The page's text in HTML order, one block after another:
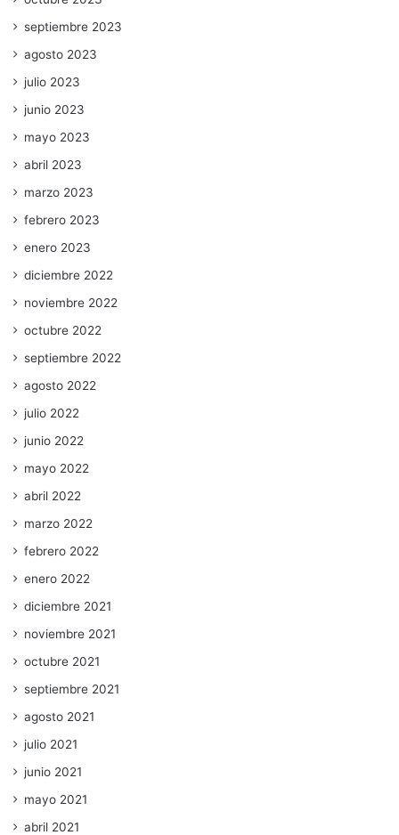
septiembre 2023
agosto 2023
julio 2023
junio 2023
mayo 2023
abril 2023
marzo 2023
febrero 2023
enero 2023
diciembre 2022
noviembre 2022
octubre 2022
septiembre 2022
agosto 2022
julio 2022
junio 2022
mayo 2022
abril 2022
marzo 2022
febrero 2022
enero 2022
diciembre 2021
noviembre 2021
octubre 2021
septiembre 2021
agosto 2021
julio 2021
junio 2021
mayo 2021
abril 2021